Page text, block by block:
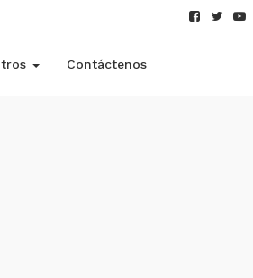
Contáctenos